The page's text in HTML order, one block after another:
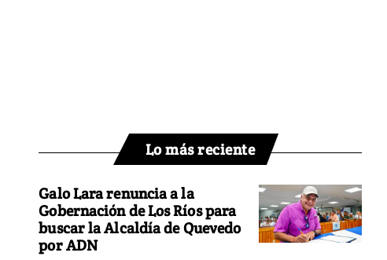
Lo más reciente
Galo Lara renuncia a la
Gobernación de Los Ríos para
buscar la Alcaldía de Quevedo
por ADN